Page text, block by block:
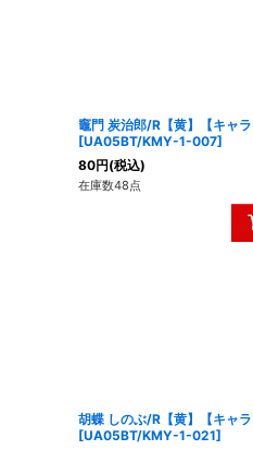
竈門 炭治郎/R【黄】【キャ
[UA05BT/KMY-1-007]
80円(税込)
在庫数48点
胡蝶 しのぶ/R【黄】【キャ
[UA05BT/KMY-1-021]